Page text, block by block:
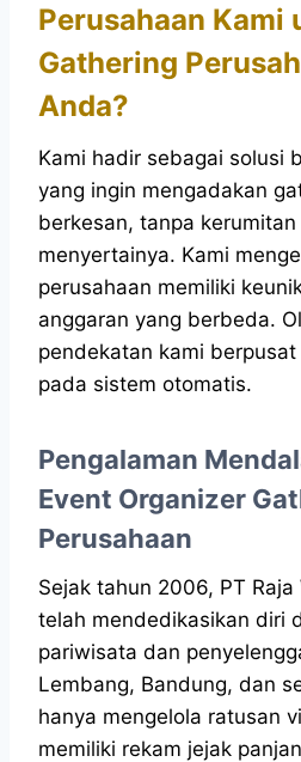
Perusahaan Kami
Gathering
Anda?
Kami hadir sebagai solusi
yang ingin mengadakan
berkesan, tanpa
menyertainya. Kami
perusahaan memiliki
anggaran yang berbeda.
pendekatan kami
pada sistem otomatis.
Pengalaman
Event Organizer
Perusahaan
Sejak tahun 2006, PT Raja
telah mendedikasikan diri
pariwisata dan
Lembang, Bandung, dan
hanya mengelola ratusan
memiliki rekam jejak